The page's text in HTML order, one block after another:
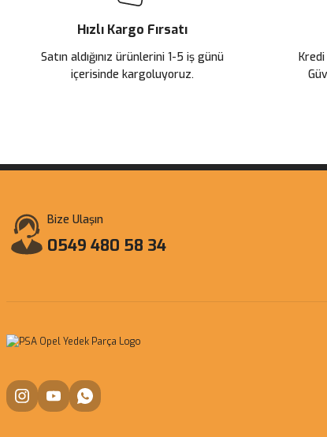
Ürün fiyatı diğer sitelerden daha pahalı.
Bu ürüne benzer farklı alternatifler olmalı.
Hızlı Kargo Fırsatı
Satın aldığınız ürünlerini 1-5 iş günü
içerisinde kargoluyoruz.
Bize Ulaşın
0549 480 58 34